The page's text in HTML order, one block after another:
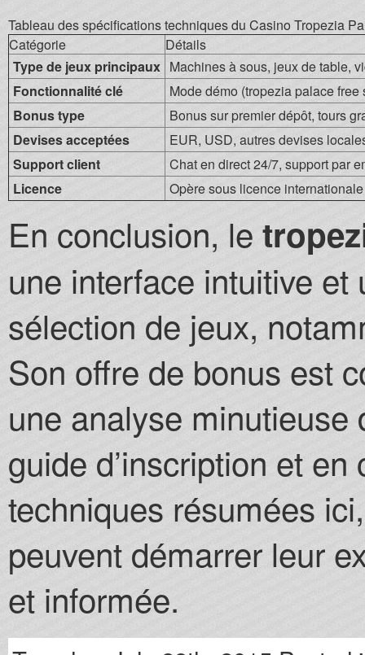
Tableau des spécifications techniques du Casino Tropezia
Catégorie
Détails
Type de jeux principaux Machines à sous, jeux de table,
Fonctionnalité clé
Mode démo (tropezia palace
Bonus type
Bonus sur premier dépôt, tours
Devises acceptées
EUR, USD, autres devises
Support client
Chat en direct 24/7, support par
Licence
Opère sous licence
En conclusion, le
une interface intuitive
sélection de jeux,
Son offre de bonus est
une analyse
guide d’inscription et
techniques résumées
peuvent démarrer leur
et informée.